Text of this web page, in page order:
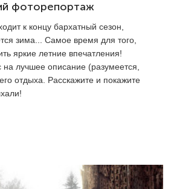
фоторепортаж
к концу бархатный сезон,
зима... Самое время для того,
яркие летние впечатления!
лучшее описание (разумеется,
отдыха. Расскажите и покажите